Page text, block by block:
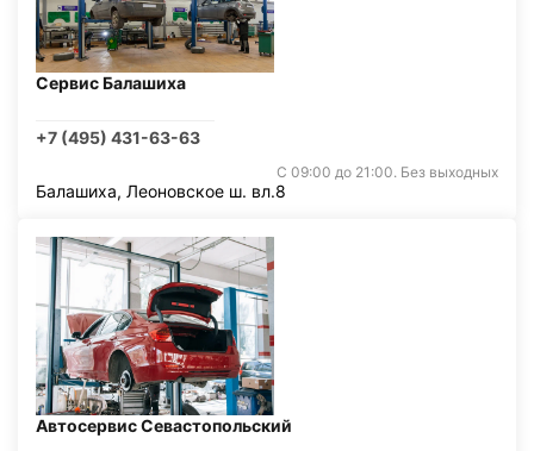
Сервис Балашиха
+7 (495) 431-63-63
С 09:00 до 21:00. Без выходных
Балашиха, Леоновское ш. вл.8
Автосервис Севастопольский